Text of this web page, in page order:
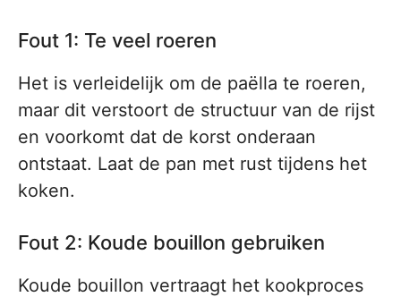
Fout 1: Te veel roeren
Het is verleidelijk om de paëlla te roeren,
maar dit verstoort de structuur van de rijst
en voorkomt dat de korst onderaan
ontstaat. Laat de pan met rust tijdens het
koken.
Fout 2: Koude bouillon gebruiken
Koude bouillon vertraagt het kookproces